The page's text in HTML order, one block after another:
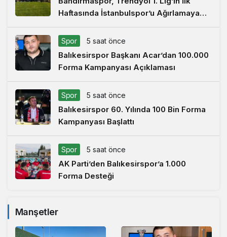
Haftasında İstanbulspor’u Ağırlamaya
Hazırlanıyor
Spor 5 saat önce
Balıkesirspor Başkanı Acar’dan 100.000
Forma Kampanyası Açıklaması
Spor 5 saat önce
Balıkesirspor 60. Yılında 100 Bin Forma
Kampanyası Başlattı
Spor 5 saat önce
AK Parti’den Balıkesirspor’a 1.000
Forma Desteği
Manşetler